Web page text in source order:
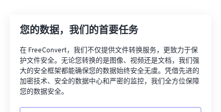
您的数据，我们的首要任务
在 FreeConvert，我们不仅提供文件转换服务，更致力于保
护文件安全。无论您转换的是图像、视频还是文档，我们强
大的安全框架都能确保您的数据始终安全无虞。凭借先进的
加密技术、安全的数据中心和严密的监控，我们全方位保障
您的数据安全。